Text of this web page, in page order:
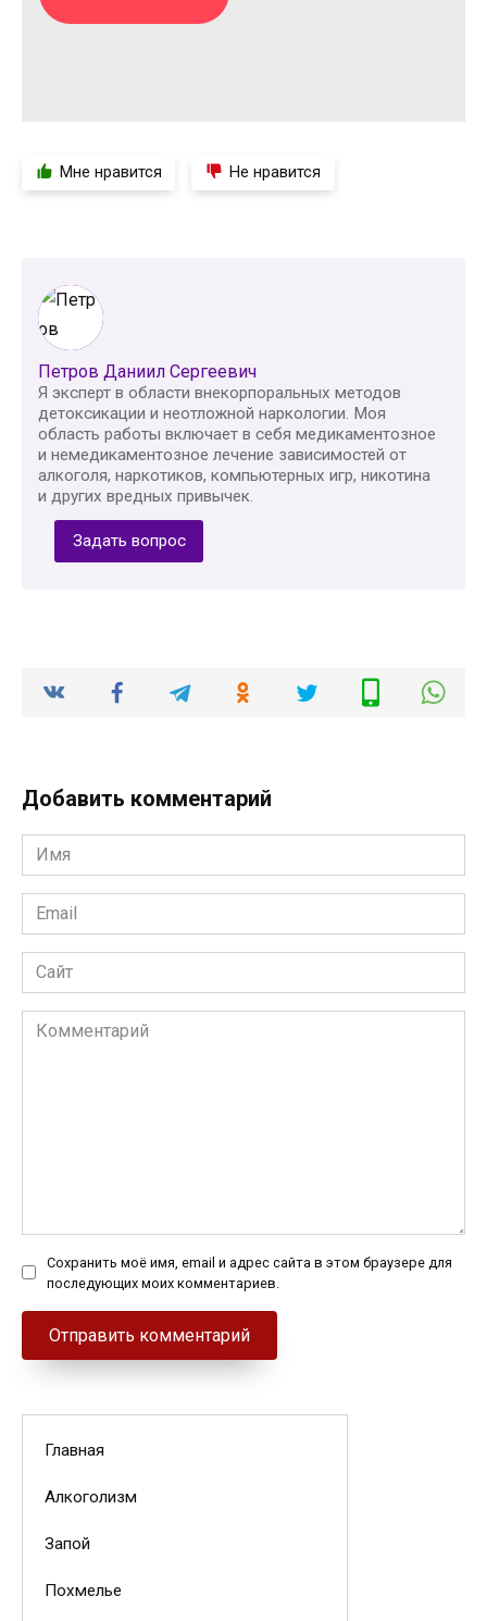
Мне нравится Не нравится
Петров Даниил Сергеевич
Я эксперт в области внекорпоральных методов
детоксикации и неотложной наркологии. Моя
область работы включает в себя медикаментозное
и немедикаментозное лечение зависимостей от
алкоголя, наркотиков, компьютерных игр, никотина
и других вредных привычек.
Задать вопрос
Добавить комментарий
Имя
*
Email
*
Сайт
Комментарий
Сохранить моё имя, email и адрес сайта в этом браузере для
последующих моих комментариев.
Главная
Алкоголизм
Запой
Похмелье